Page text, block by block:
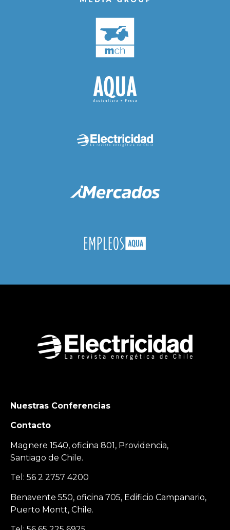
Nuestras Conferencias
Contacto
Magnere 1540, oficina 801, Providencia,
Santiago de Chile.
Tel: 56 2 2757 4200
Benavente 550, oficina 705, Edificio Campanario,
Puerto Montt, Chile.